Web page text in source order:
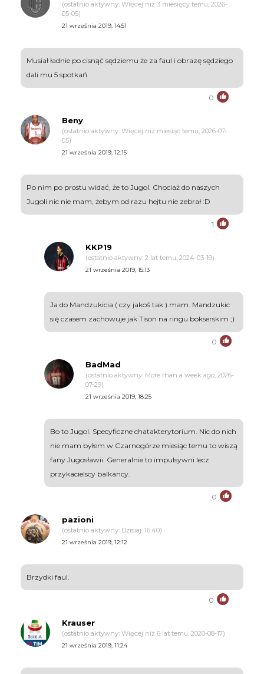
(ostatnio aktywny: Więcej niż 3 miesięcy temu, 2026-
05-05)
21 września 2019, 14:51
Musiał ładnie po cisnąć sędziemu że za faul i obrazę sędziego
dali mu 5 spotkań
0
Beny
(ostatnio aktywny: Więcej niż miesiąc temu, 2026-07-
05)
21 września 2019, 12:15
Po nim po prostu widać, że to Jugol. Chociaż do naszych
Jugoli nic nie mam, żebym od razu hejtu nie zebrał :D
1
KKP19
(ostatnio aktywny: 2 lat temu, 2024-03-19)
21 września 2019, 15:13
Ja do Mandzukicia ( czy jakoś tak ) mam. Mandzukic
się czasem zachowuje jak Tison na ringu bokserskim ;)
0
BadMad
(ostatnio aktywny: More than a week ago, 2026-
07-29)
21 września 2019, 18:25
Bo to Jugol. Specyficzne chatakterytorium. Nic do nich
nie mam byłem w Czarnogórze miesiąc temu to wiszą
fany Jugosławii. Generalnie to impulsywni lecz
przykacielscy balkancy.
0
pazioni
(ostatnio aktywny: Dzisiaj, 16:40)
21 września 2019, 12:12
Brzydki faul.
0
Krauser
(ostatnio aktywny: Więcej niż 6 lat temu, 2020-08-17)
21 września 2019, 11:24